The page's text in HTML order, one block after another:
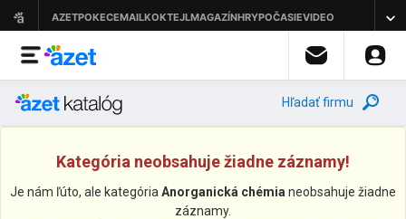
Hľadať firmu
Kategória neobsahuje žiadne záznamy!
Je nám ľúto, ale kategória Anorganická chémia neobsahuje žiadne
záznamy.